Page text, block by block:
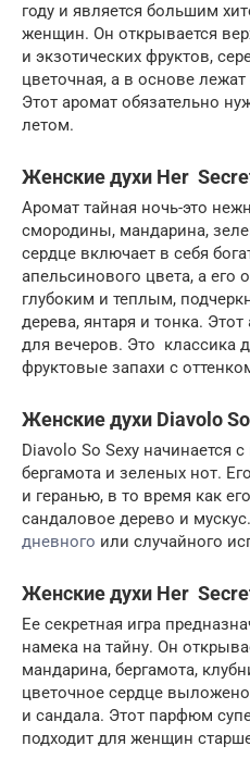
году и является большим
женщин. Он открывается
и экзотических фруктов,
цветочная, а в основе
Этот аромат обязательно
летом.
Женские духи Her
Аромат тайная ночь-это
смородины, мандарина,
сердце включает в себя
апельсинового цвета, а его
глубоким и теплым,
дерева, янтаря и тонка.
для вечеров. Это классика
фруктовые запахи с
Женские духи Diavolo
Diavolo So Sexy начинается
бергамота и зеленых нот.
и геранью, в то время как
сандаловое дерево и
дневного или случайного
Женские духи Her
Ее секретная игра
намека на тайну. Он
мандарина, бергамота,
цветочное сердце
и сандала. Этот парфюм
подходит для женщин